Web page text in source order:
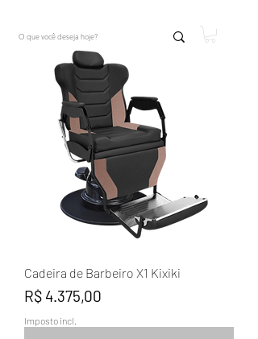
Cadeira de Barbeiro X1 Kixiki
Preço
R$ 4.375,00
Imposto incl.